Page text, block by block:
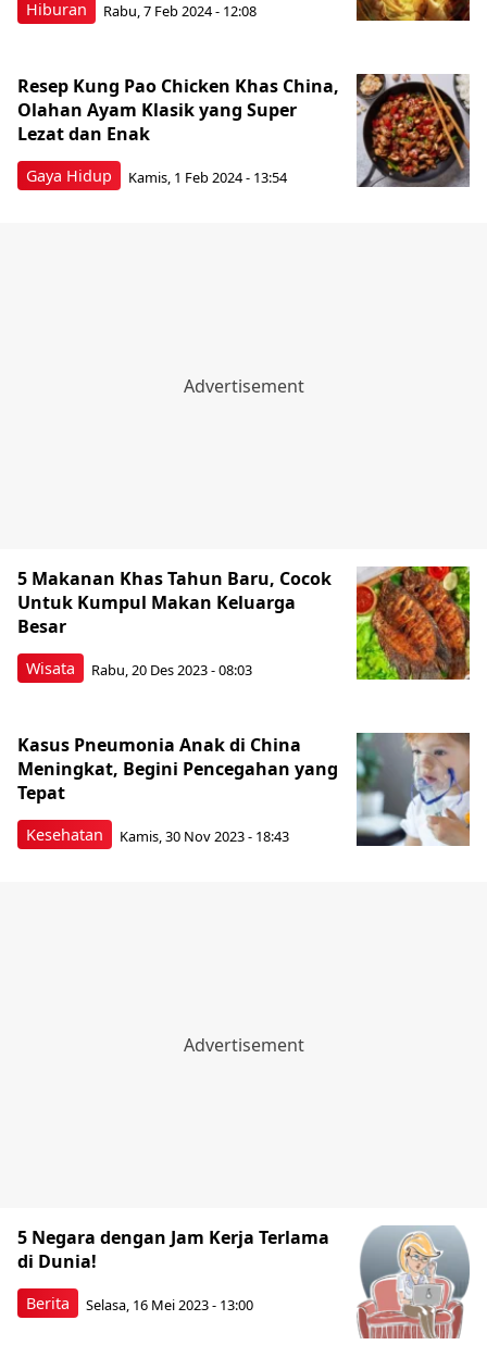
Hiburan Rabu, 7 Feb 2024 - 12:08
Gaya Hidup
Resep Kung Pao Chicken Khas China,
Olahan Ayam Klasik yang Super
Lezat dan Enak
Kamis, 1 Feb 2024 - 13:54
Wisata
5 Makanan Khas Tahun Baru, Cocok
Untuk Kumpul Makan Keluarga
Besar
Rabu, 20 Des 2023 - 08:03
Kesehatan
Kasus Pneumonia Anak di China
Meningkat, Begini Pencegahan yang
Tepat
Kamis, 30 Nov 2023 - 18:43
Berita
5 Negara dengan Jam Kerja Terlama
di Dunia!
Selasa, 16 Mei 2023 - 13:00